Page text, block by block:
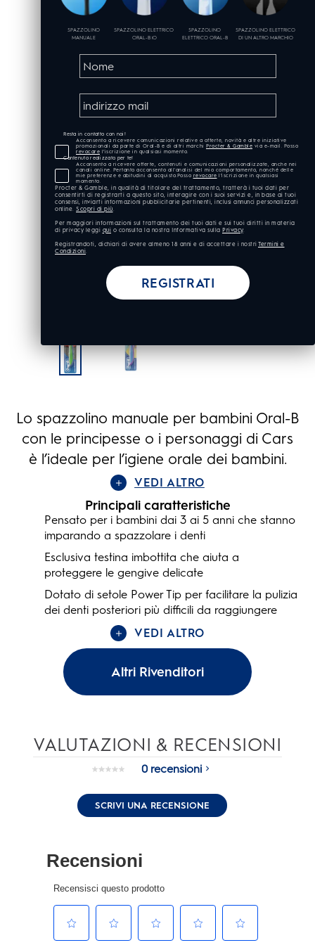
Lo spazzolino manuale per bambini Oral-B
con le principesse o i personaggi di Cars
è l’ideale per l’igiene orale dei bambini.
VEDI ALTRO
Principali caratteristiche
Pensato per i bambini dai 3 ai 5 anni che stanno
imparando a spazzolare i denti
Esclusiva testina imbottita che aiuta a
proteggere le gengive delicate
Dotato di setole Power Tip per facilitare la pulizia
dei denti posteriori più difficili da raggiungere
VEDI ALTRO
Altri Rivenditori
VALUTAZIONI & RECENSIONI
Nessuna
Stesso
link
alla
0 recensioni
SCRIVI UNA RECENSIONE
SPAZZOLINO
MANUALE
SPAZZOLINO ELETTRICO
ORAL-B iO
SPAZZOLINO
ELETTRICO ORAL-B
SPAZZOLINO ELETTRICO
DI UN ALTRO MARCHIO
Resta in contatto con noi!
Acconsento a ricevere comunicazioni relative a offerte, novità e altre iniziative
promozionali da parte di Oral-B e di altri marchi Procter & Gamble via e-mail. Posso
revocare l’iscrizione in qualsiasi momento.
Contenuto realizzato per te!
Acconsento a ricevere offerte, contenuti e comunicazioni personalizzate, anche nei
canali online. Pertanto acconsento all'analisi del mio comportamento, nonché delle
mie preferenze e abitudini di acquisto.Posso revocare l’iscrizione in qualsiasi
momento.
Procter & Gamble, in qualità di titolare del trattamento, tratterà i tuoi dati per
consentirti di registrarti a questo sito, interagire con i suoi servizi e, in base ai tuoi
consensi, inviarti informazioni pubblicitarie pertinenti, inclusi annunci personalizzati
online. Scopri di più.
Per maggiori informazioni sul trattamento dei tuoi dati e sui tuoi diritti in materia
di privacy leggi qui o consulta la nostra Informativa sulla Privacy.
Registrandoti, dichiari di avere almeno 18 anni e di accettare i nostri Termini e
Condizioni.
REGISTRATI